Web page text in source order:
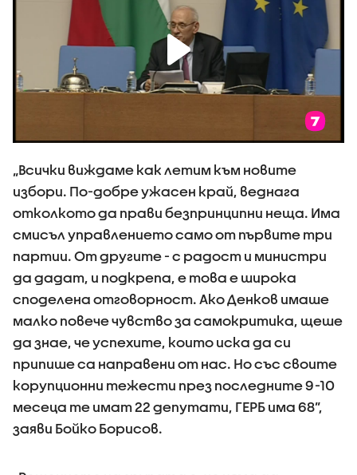
„Всички виждаме как летим към новите
избори. По-добре ужасен край, веднага
отколкото да прави безпринципни неща. Има
смисъл управлението само от първите три
партии. От другите - с радост и министри
да дадат, и подкрепа, е това е широка
споделена отговорност. Ако Денков имаше
малко повече чувство за самокритика, щеше
да знае, че успехите, които иска да си
припише са направени от нас. Но със своите
корупционни тежести през последните 9-10
месеца те имат 22 депутати, ГЕРБ има 68”,
заяви Бойко Борисов.